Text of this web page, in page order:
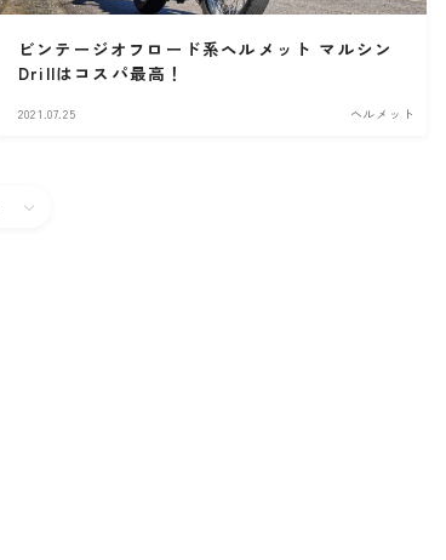
ビンテージオフロード系ヘルメット マルシン
Drillはコスパ最高！
2021.07.25 ヘルメット